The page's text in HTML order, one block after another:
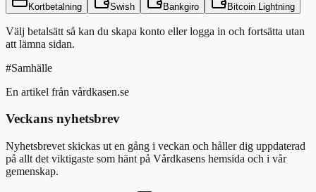
Kortbetalning Swish Bankgiro Bitcoin Lightning
Välj betalsätt så kan du skapa konto eller logga in och fortsätta utan
att lämna sidan.
#Samhälle
En artikel från vårdkasen.se
Veckans nyhetsbrev
Nyhetsbrevet skickas ut en gång i veckan och håller dig uppdaterad
på allt det viktigaste som hänt på Vårdkasens hemsida och i vår
gemenskap.